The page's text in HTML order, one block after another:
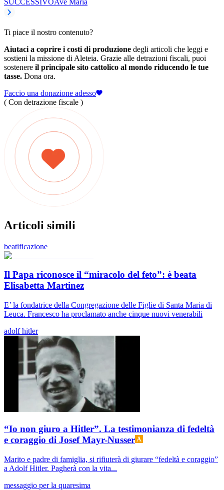
Ti piace il nostro contenuto?
Aiutaci a coprire i costi di produzione degli articoli che leggi e
sostieni la missione di Aleteia. Grazie alle detrazioni fiscali, puoi
sostenere il principale sito cattolico al mondo riducendo le tue
tasse. Dona ora.
Faccio una donazione adesso
( Con detrazione fiscale )
Articoli simili
beatificazione
Il Papa riconosce il “miracolo del feto”: è beata
Elisabetta Martinez
E’ la fondatrice della Congregazione delle Figlie di Santa Maria di
Leuca. Francesco ha proclamato anche cinque nuovi venerabili
adolf hitler
“Io non giuro a Hitler”. La testimonianza di fedeltà
e coraggio di Josef Mayr-Nusser
Marito e padre di famiglia, si rifiuterà di giurare “fedeltà e coraggio”
a Adolf Hitler. Pagherà con la vita...
messaggio per la quaresima